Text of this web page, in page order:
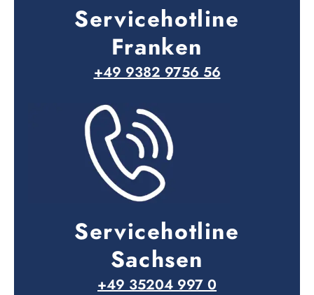
Servicehotline
Franken
+49 9382 9756 56
Servicehotline
Sachsen
+49 35204 997 0